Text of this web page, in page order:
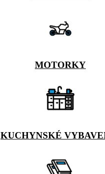
MOTORKY
KUCHYNSKÉ